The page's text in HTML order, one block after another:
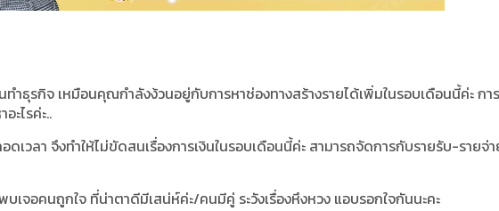
ทำธุรกิจ เหมือนคุณกำลังง้วนอยู่กับการหาช่องทางสร้างรายได้เพิ่มในรอบเดือนนี้ค่ะ การ
ะไรค่ะ..
เวลา จึงทำให้ไม่ขัดสนเรื่องการเงินในรอบเดือนนี้ค่ะ สามารถจัดการกับรายรับ-รายจ่
จอคนถูกใจ ที่น่าตาดีมีเสน่ห์ค่ะ/คนมีคู่ ระวังเรื่องหึงหวง แอบรอกใจกันนะคะ